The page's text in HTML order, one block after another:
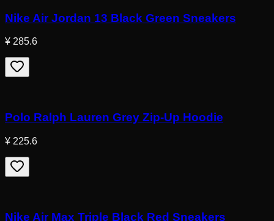
Nike Air Jordan 13 Black Green Sneakers
¥ 285.6
Polo Ralph Lauren Grey Zip-Up Hoodie
¥ 225.6
Nike Air Max Triple Black Red Sneakers